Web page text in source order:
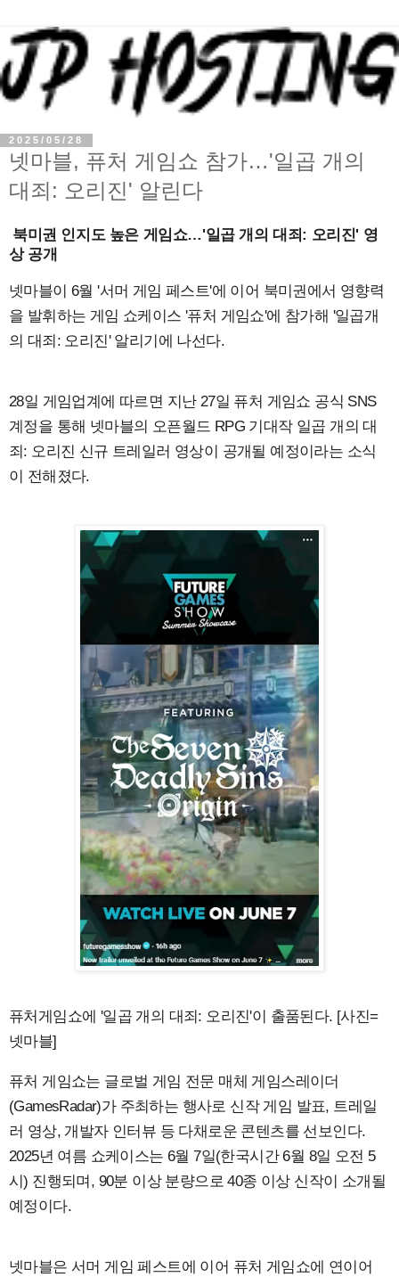
2025/05/28
넷마블, 퓨처 게임쇼 참가…'일곱 개의
대죄: 오리진' 알린다
북미권 인지도 높은 게임쇼…'일곱 개의 대죄: 오리진' 영
상 공개
넷마블이 6월 '서머 게임 페스트'에 이어 북미권에서 영향력
을 발휘하는 게임 쇼케이스 '퓨처 게임쇼'에 참가해 '일곱개
의 대죄: 오리진' 알리기에 나선다.
28일 게임업계에 따르면 지난 27일 퓨처 게임쇼 공식 SNS
계정을 통해 넷마블의 오픈월드 RPG 기대작 일곱 개의 대
죄: 오리진 신규 트레일러 영상이 공개될 예정이라는 소식
이 전해졌다.
퓨처게임쇼에 '일곱 개의 대죄: 오리진'이 출품된다. [사진=
넷마블]
퓨처 게임쇼는 글로벌 게임 전문 매체 게임스레이더
(GamesRadar)가 주최하는 행사로 신작 게임 발표, 트레일
러 영상, 개발자 인터뷰 등 다채로운 콘텐츠를 선보인다.
2025년 여름 쇼케이스는 6월 7일(한국시간 6월 8일 오전 5
시) 진행되며, 90분 이상 분량으로 40종 이상 신작이 소개될
예정이다.
넷마블은 서머 게임 페스트에 이어 퓨처 게임쇼에 연이어